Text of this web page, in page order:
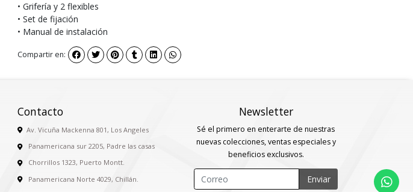
• Grifería y 2 flexibles
• Set de fijación
• Manual de instalación
Compartir en:
Contacto
Av. Vicuña Mackenna 801, Los Angeles
Panamericana sur 2205, Padre las casas
Chorrillos 1323, Puerto Montt.
Panamericana Norte 4029, Chillán.
Newsletter
Sé el primero en enterarte de nuestras
nuevas colecciones, ventas especiales y
beneficios exclusivos.
Enviar